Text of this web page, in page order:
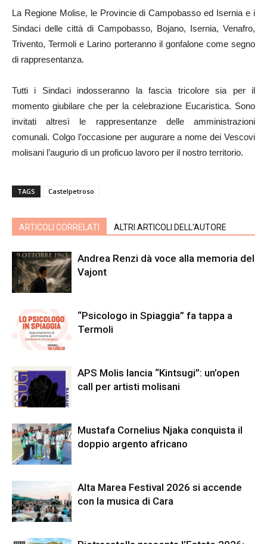
La Regione Molise, le Provincie di Campobasso ed Isernia e i
Sindaci delle città di Campobasso, Bojano, Isernia, Venafro,
Trivento, Termoli e Larino porteranno il gonfalone come segno
di rappresentanza.
Tutti i Sindaci indosseranno la fascia tricolore sia per il
momento giubilare che per la celebrazione Eucaristica. Sono
invitati altresì le rappresentanze delle amministrazioni
comunali. Colgo l’occasione per augurare a nome dei Vescovi
molisani l’augurio di un proficuo lavoro per il nostro territorio.
TAGS Castelpetroso
ARTICOLI CORRELATI ALTRI ARTICOLI DELL'AUTORE
Andrea Renzi dà voce alla memoria del
Vajont
“Psicologo in Spiaggia” fa tappa a
Termoli
APS Molis lancia “Kintsugi”: un’open
call per artisti molisani
Mustafa Cornelius Njaka conquista il
doppio argento africano
Alta Marea Festival 2026 si accende
con la musica di Cara